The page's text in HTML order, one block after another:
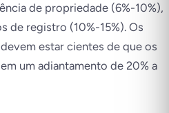
de propriedade (6%-10%),
de registro (10%-15%). Os
estar cientes de que os
um adiantamento de 20% a